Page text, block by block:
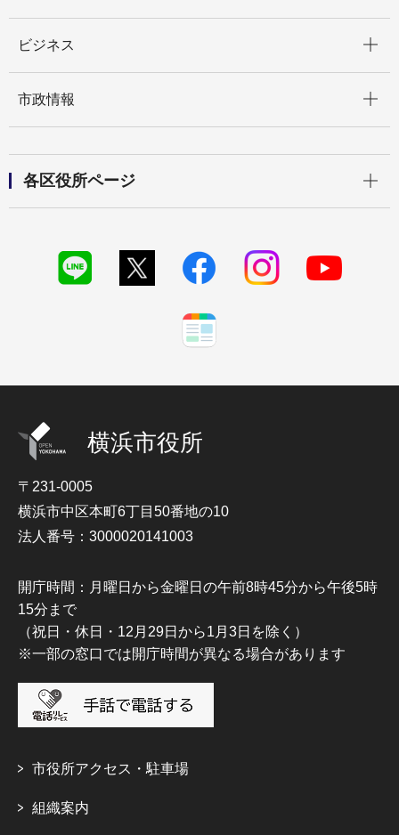
ビジネス
市政情報
各区役所ページ
横浜市役所
〒231-0005
横浜市中区本町6丁目50番地の10
法人番号：3000020141003
開庁時間：月曜日から金曜日の午前8時45分から午後5時
15分まで
（祝日・休日・12月29日から1月3日を除く）
※一部の窓口では開庁時間が異なる場合があります
市役所アクセス・駐車場
組織案内